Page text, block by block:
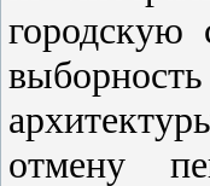
городcкую
отмену